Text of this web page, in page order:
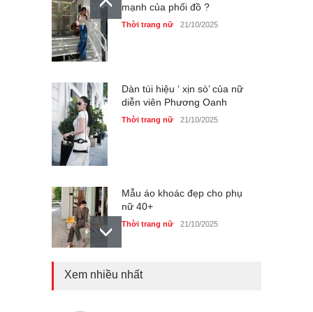
mạnh của phối đồ ?
Thời trang nữ 21/10/2025
Dàn túi hiệu ‘ xịn sò’ của nữ
diễn viên Phương Oanh
Thời trang nữ 21/10/2025
Mẫu áo khoác đẹp cho phụ
nữ 40+
Thời trang nữ 21/10/2025
Chiếc áo dài cưới của Hoa
Xem nhiều nhất